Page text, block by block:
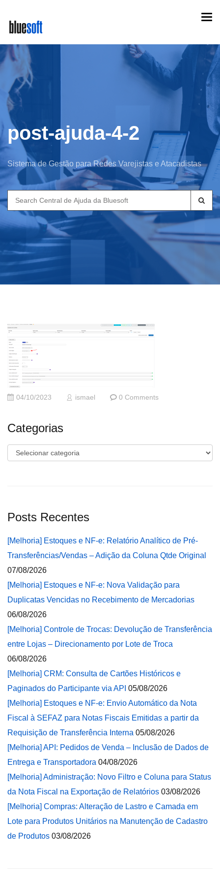
main
content
post-ajuda-4-2
Sistema de Gestão para Redes Varejistas e Atacadistas
Search
for:
04/10/2023 ismael 0 Comments
Categorias
Categorias
Posts Recentes
[Melhoria] Estoques e NF-e: Relatório Analítico de Pré-
Transferências/Vendas – Adição da Coluna Qtde Original
07/08/2026
[Melhoria] Estoques e NF-e: Nova Validação para
Duplicatas Vencidas no Recebimento de Mercadorias
06/08/2026
[Melhoria] Controle de Trocas: Devolução de Transferência
entre Lojas – Direcionamento por Lote de Troca
06/08/2026
[Melhoria] CRM: Consulta de Cartões Históricos e
Paginados do Participante via API 05/08/2026
[Melhoria] Estoques e NF-e: Envio Automático da Nota
Fiscal à SEFAZ para Notas Fiscais Emitidas a partir da
Requisição de Transferência Interna 05/08/2026
[Melhoria] API: Pedidos de Venda – Inclusão de Dados de
Entrega e Transportadora 04/08/2026
[Melhoria] Administração: Novo Filtro e Coluna para Status
da Nota Fiscal na Exportação de Relatórios 03/08/2026
[Melhoria] Compras: Alteração de Lastro e Camada em
Lote para Produtos Unitários na Manutenção de Cadastro
de Produtos 03/08/2026